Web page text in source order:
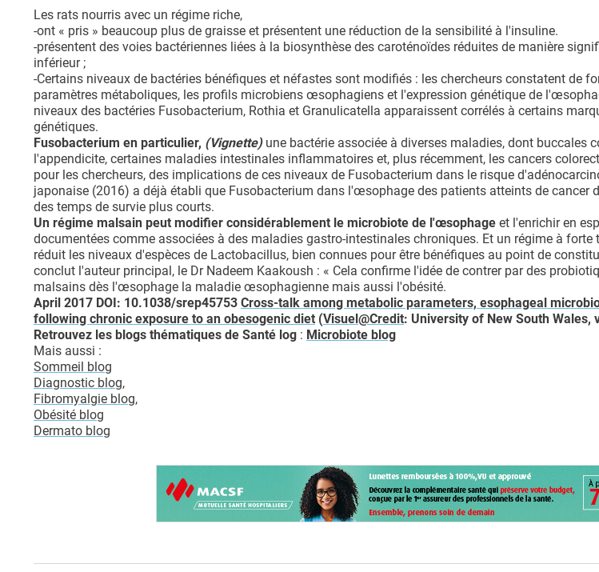
Les rats nourris avec un régime riche,
-ont « pris » beaucoup plus de graisse et présentent une réduction de la sensibilité à l'insuline.
-présentent des voies bactériennes liées à la biosynthèse des caroténoïdes réduites de manière
inférieur ;
-Certains niveaux de bactéries bénéfiques et néfastes sont modifiés : les chercheurs constatent de
paramètres métaboliques, les profils microbiens œsophagiens et l'expression génétique de
niveaux des bactéries Fusobacterium, Rothia et Granulicatella apparaissent corrélés à certains
génétiques.
Fusobacterium en particulier, (Vignette) une bactérie associée à diverses maladies, dont buccales
l'appendicite, certaines maladies intestinales inflammatoires et, plus récemment, les cancers
pour les chercheurs, des implications de ces niveaux de Fusobacterium dans le risque
japonaise (2016) a déjà établi que Fusobacterium dans l'œsophage des patients atteints de cancer
des temps de survie plus courts.
Un régime malsain peut modifier considérablement le microbiote de l'œsophage et l'enrichir en
documentées comme associées à des maladies gastro-intestinales chroniques. Et un régime à forte
réduit les niveaux d'espèces de Lactobacillus, bien connues pour être bénéfiques au point de
conclut l'auteur principal, le Dr Nadeem Kaakoush : « Cela confirme l'idée de contrer par des
malsains dès l'œsophage la maladie œsophagienne mais aussi l'obésité.
April 2017 DOI: 10.1038/srep45753 Cross-talk among metabolic parameters, esophageal
following chronic exposure to an obesogenic diet (Visuel@Credit: University of New South Wales,
Retrouvez les blogs thématiques de Santé log : Microbiote blog
Mais aussi :
Sommeil blog
Diagnostic blog,
Fibromyalgie blog,
Obésité blog
Dermato blog